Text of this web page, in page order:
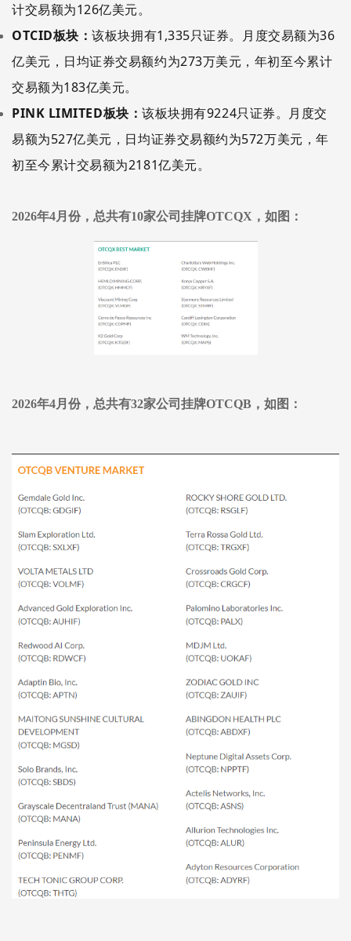
计交易额为126亿美元。
OTCID板块：该板块拥有1,335只证券。月度交易额为36
亿美元， 日均证券交易额约为273万美元 ， 年初至今累计
交易额为183亿美元。
PINK LIMITED板块：该板块拥有9224只证券。月度交
易额为527亿美元， 日均证券交易额约为572万美元，年
初至今累计交易额为2181亿美元。
2026年4月份，总共有10家公司挂牌OTCQX，如图：
2026年4月份，总共有32家公司挂牌OTCQB ，如图：